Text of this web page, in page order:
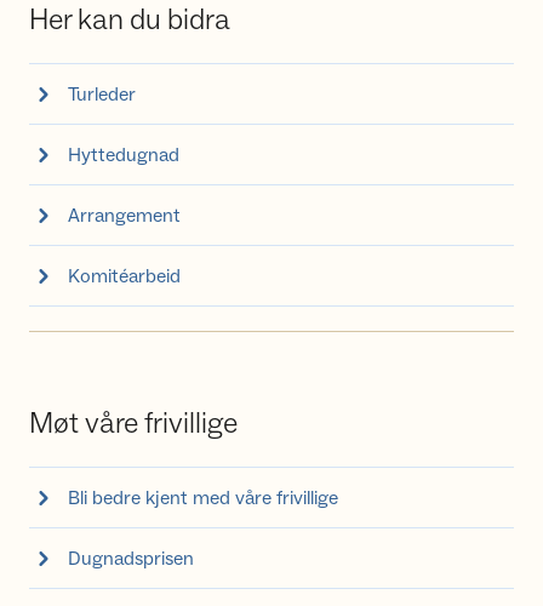
Her kan du bidra
Turleder
Hyttedugnad
Arrangement
Komitéarbeid
Møt våre frivillige
Bli bedre kjent med våre frivillige
Dugnadsprisen